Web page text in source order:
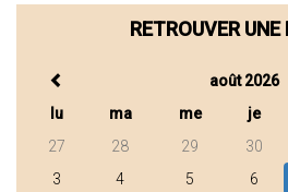
RETROUVER
août 2026
lu
ma me je
27
28 29 30
3
4 5 6